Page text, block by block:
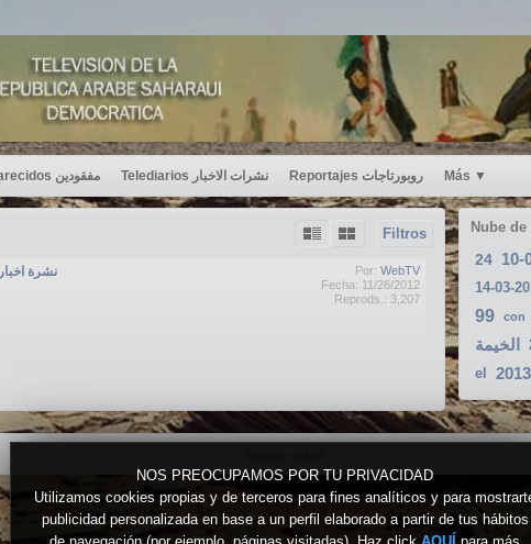
NOS PREOCUPAMOS POR TU PRIVACIDAD
Utilizamos cookies propias y de terceros para fines analíticos y para
publicidad personalizada en base a un perfil elaborado a partir de tus hábitos
Desaparecidos مفقودين Telediarios نشرات الاخبار Reportajes روبورتاجات Más ▼
Nube de
24
99 con
الخيمة
el
Filtros
Por: WebTV
Fecha: 11/26/2012
Reprods.: 3,207
نشرة اخبار2012-11-26